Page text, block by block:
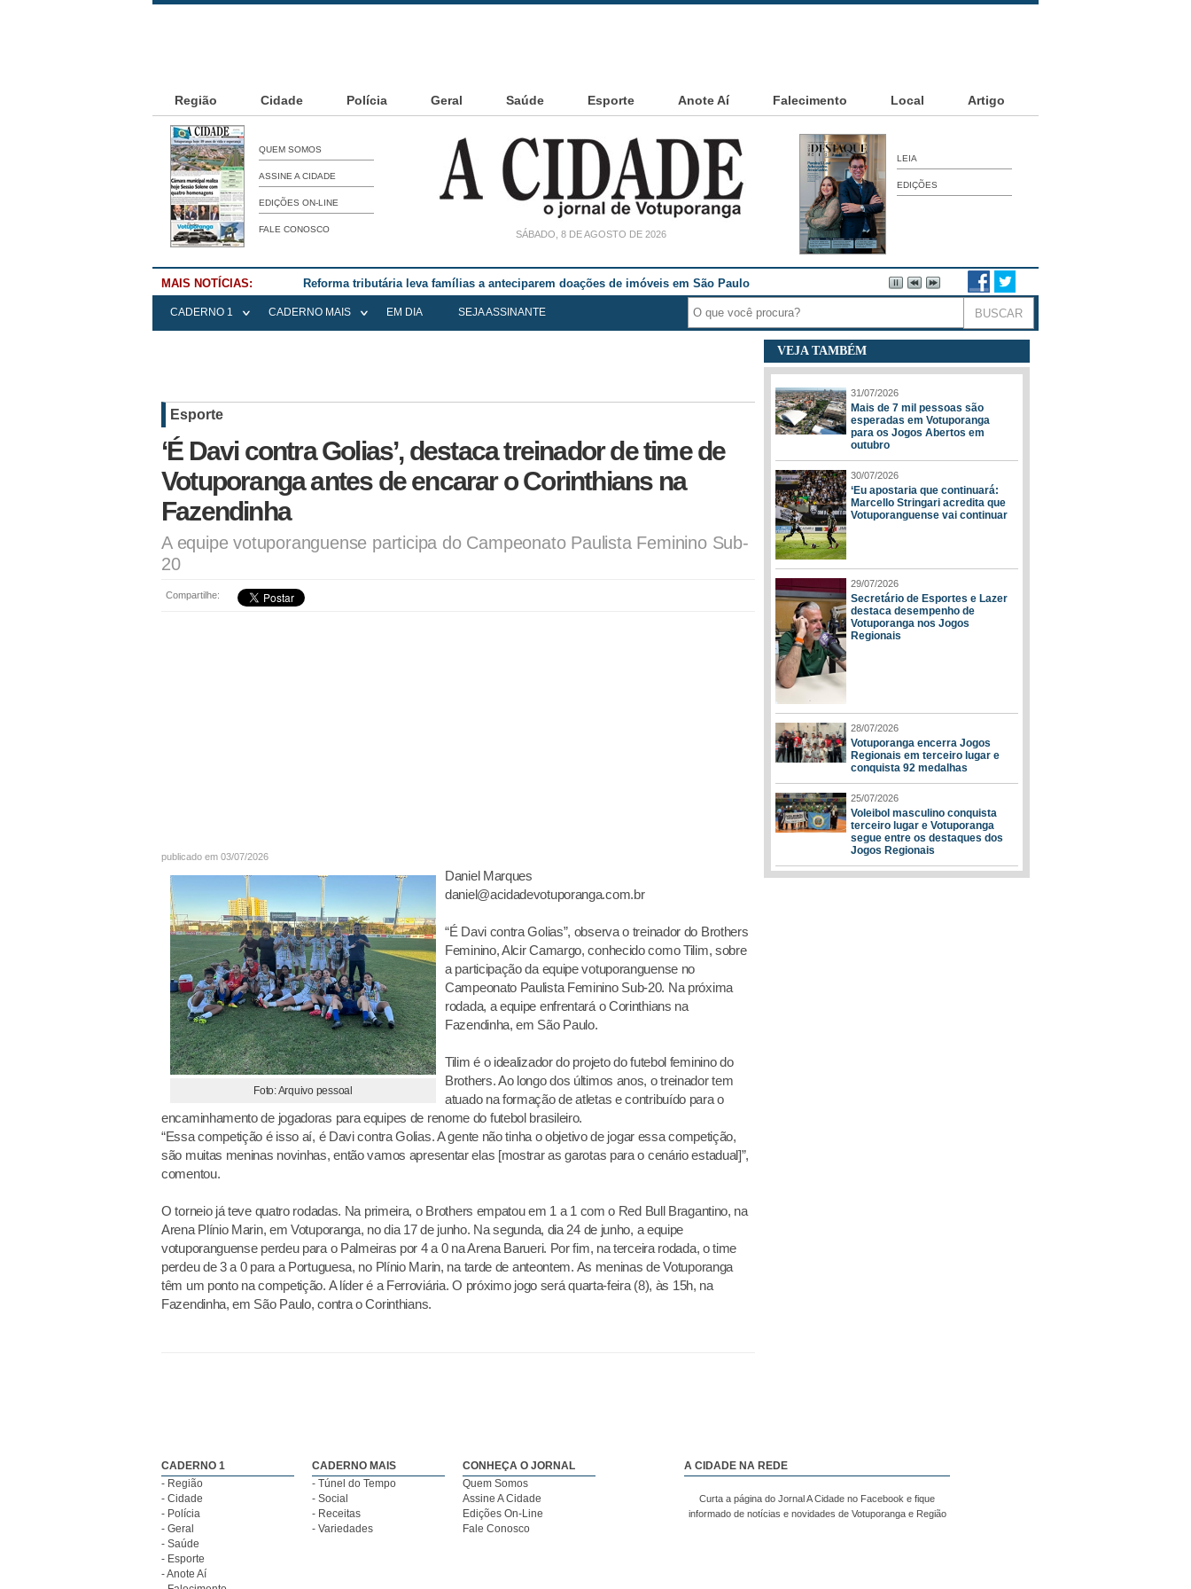
Região Cidade Polícia Geral Saúde Esporte Anote Aí Falecimento Local Artigo
QUEM SOMOS
ASSINE A CIDADE
EDIÇÕES ON-LINE
FALE CONOSCO SÁBADO, 8 DE AGOSTO DE 2026
LEIA
EDIÇÕES
MAIS NOTÍCIAS: Reforma tributária leva famílias a anteciparem doações de imóveis em São Paulo
CADERNO 1 CADERNO MAIS EM DIA SEJA ASSINANTE
Esporte
‘É Davi contra Golias’, destaca treinador de time de
Votuporanga antes de encarar o Corinthians na
Fazendinha
A equipe votuporanguense participa do Campeonato Paulista Feminino Sub-
20
Compartilhe:
publicado em 03/07/2026
Foto: Arquivo pessoal
Daniel Marques
daniel@acidadevotuporanga.com.br
“É Davi contra Golias”, observa o treinador do Brothers
Feminino, Alcir Camargo, conhecido como Tilim, sobre
a participação da equipe votuporanguense no
Campeonato Paulista Feminino Sub-20. Na próxima
rodada, a equipe enfrentará o Corinthians na
Fazendinha, em São Paulo.
Tilim é o idealizador do projeto do futebol feminino do
Brothers. Ao longo dos últimos anos, o treinador tem
atuado na formação de atletas e contribuído para o
encaminhamento de jogadoras para equipes de renome do futebol brasileiro.
“Essa competição é isso aí, é Davi contra Golias. A gente não tinha o objetivo de jogar essa competição,
são muitas meninas novinhas, então vamos apresentar elas [mostrar as garotas para o cenário estadual]”,
comentou.
O torneio já teve quatro rodadas. Na primeira, o Brothers empatou em 1 a 1 com o Red Bull Bragantino, na
Arena Plínio Marin, em Votuporanga, no dia 17 de junho. Na segunda, dia 24 de junho, a equipe
votuporanguense perdeu para o Palmeiras por 4 a 0 na Arena Barueri. Por fim, na terceira rodada, o time
perdeu de 3 a 0 para a Portuguesa, no Plínio Marin, na tarde de anteontem. As meninas de Votuporanga
têm um ponto na competição. A líder é a Ferroviária. O próximo jogo será quarta-feira (8), às 15h, na
Fazendinha, em São Paulo, contra o Corinthians.
VEJA TAMBÉM
31/07/2026
Mais de 7 mil pessoas são
esperadas em Votuporanga
para os Jogos Abertos em
outubro
30/07/2026
‘Eu apostaria que continuará:
Marcello Stringari acredita que
Votuporanguense vai continuar
29/07/2026
Secretário de Esportes e Lazer
destaca desempenho de
Votuporanga nos Jogos
Regionais
28/07/2026
Votuporanga encerra Jogos
Regionais em terceiro lugar e
conquista 92 medalhas
25/07/2026
Voleibol masculino conquista
terceiro lugar e Votuporanga
segue entre os destaques dos
Jogos Regionais
CADERNO 1
- Região
- Cidade
- Polícia
- Geral
- Saúde
- Esporte
- Anote Aí
CADERNO MAIS
- Túnel do Tempo
- Social
- Receitas
- Variedades
CONHEÇA O JORNAL
Quem Somos
Assine A Cidade
Edições On-Line
Fale Conosco
A CIDADE NA REDE
Curta a página do Jornal A Cidade no Facebook e fique
informado de notícias e novidades de Votuporanga e Região